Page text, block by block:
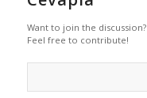
Want to join the discussion?
Feel free to contribute!